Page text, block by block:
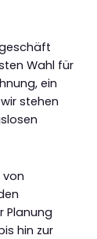
Wahl für
ein
stehen
von
Planung
hin zur